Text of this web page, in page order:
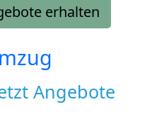
erhalten
Angebote